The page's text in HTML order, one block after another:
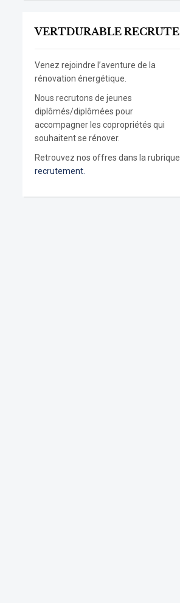
VERTDURABLE RECRUTE
Venez rejoindre l’aventure de la
rénovation énergétique.
Nous recrutons de jeunes
diplômés/diplômées pour
accompagner les copropriétés qui
souhaitent se rénover.
Retrouvez nos offres dans la rubrique
recrutement.